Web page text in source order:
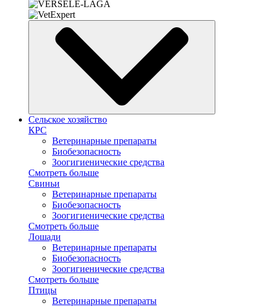
Сельское хозяйство
КРС
Ветеринарные препараты
Биобезопасность
Зоогигиенические средства
Смотреть больше
Свиньи
Ветеринарные препараты
Биобезопасность
Зоогигиенические средства
Смотреть больше
Лошади
Ветеринарные препараты
Биобезопасность
Зоогигиенические средства
Смотреть больше
Птицы
Ветеринарные препараты